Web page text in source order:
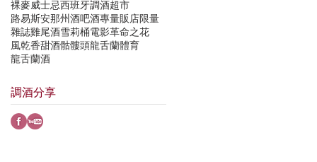
裸麥威士忌西班牙調酒超市
路易斯安那州酒吧酒專量販店限量
雜誌雞尾酒雪莉桶電影革命之花
風乾香甜酒骷髏頭龍舌蘭體育
龍舌蘭酒
調酒分享